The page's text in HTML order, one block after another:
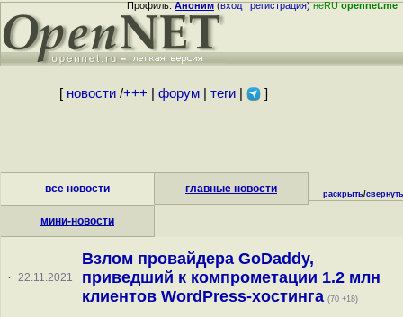
Профиль:Аноним(вход|регистрация)неRUopennet.me
[ новости/+++ форум| теги| ]
все новости главные новости
мини-новости
раскрыть/свернуть
· 22.11.2021
Взлом провайдера GoDaddy,
приведший к компрометации 1.2 млн
клиентов WordPress-хостинга (70 +18)